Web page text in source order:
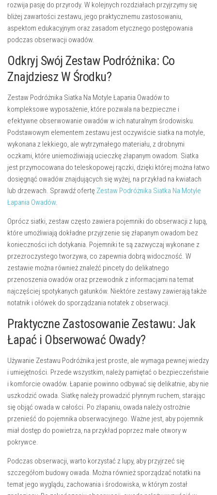
rozwija pasję do przyrody. W kolejnych rozdziałach przyjrzymy się
bliżej zawartości zestawu, jego praktycznemu zastosowaniu,
aspektom edukacyjnym oraz zasadom etycznego postępowania
podczas obserwacji owadów.
Odkryj Swój Zestaw Podróżnika: Co
Znajdziesz W Środku?
Zestaw Podróżnika Siatka Na Motyle Łapania Owadów to
kompleksowe wyposażenie, które pozwala na bezpieczne i
efektywne obserwowanie owadów w ich naturalnym środowisku.
Podstawowym elementem zestawu jest oczywiście siatka na motyle,
wykonana z lekkiego, ale wytrzymałego materiału, z drobnymi
oczkami, które uniemożliwiają ucieczkę złapanym owadom. Siatka
jest przymocowana do teleskopowej rączki, dzięki której można łatwo
dosięgnąć owadów znajdujących się wyżej, na przykład na kwiatach
lub drzewach. Sprawdź ofertę Zestaw Podróżnika Siatka Na Motyle
Łapania Owadów.
Oprócz siatki, zestaw często zawiera pojemniki do obserwacji z lupą,
które umożliwiają dokładne przyjrzenie się złapanym owadom bez
konieczności ich dotykania. Pojemniki te są zazwyczaj wykonane z
przezroczystego tworzywa, co zapewnia dobrą widoczność. W
zestawie można również znaleźć pincety do delikatnego
przenoszenia owadów oraz przewodnik z informacjami na temat
najczęściej spotykanych gatunków. Niektóre zestawy zawierają także
notatnik i ołówek do sporządzania notatek z obserwacji.
Praktyczne Zastosowanie Zestawu: Jak
Łapać i Obserwować Owady?
Używanie Zestawu Podróżnika jest proste, ale wymaga pewnej wiedzy
i umiejętności. Przede wszystkim, należy pamiętać o bezpieczeństwie
i komforcie owadów. Łapanie powinno odbywać się delikatnie, aby nie
uszkodzić owada. Siatkę należy prowadzić płynnym ruchem, starając
się objąć owada w całości. Po złapaniu, owada należy ostrożnie
przenieść do pojemnika obserwacyjnego. Ważne jest, aby pojemnik
miał dostęp do powietrza, na przykład poprzez małe otwory w
pokrywce.
Podczas obserwacji, warto korzystać z lupy, aby przyjrzeć się
szczegółom budowy owada. Można również sporządzać notatki na
temat jego wyglądu, zachowania i środowiska, w którym został